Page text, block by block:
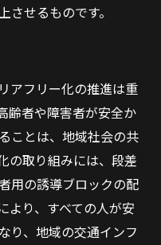
せるものです。
アフリー化の推進は重
齢者や障害者が安全か
ことは、地域社会の共
の取り組みには、段差
用の誘導ブロックの配
より、すべての人が安
り、地域の交通インフ